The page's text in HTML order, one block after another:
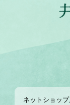
ネットショッ